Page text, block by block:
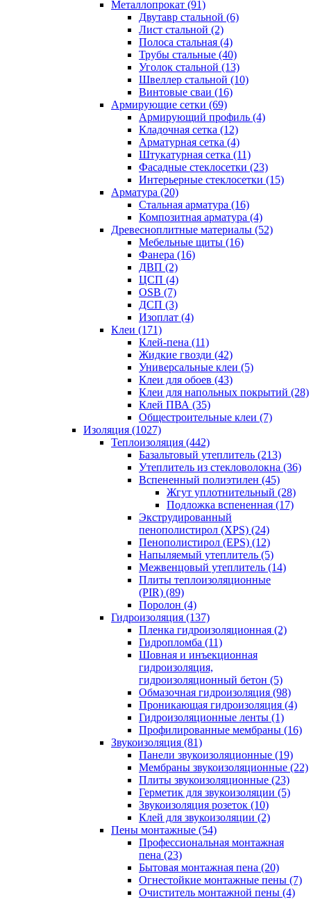
Металлопрокат (91)
Двутавр стальной (6)
Лист стальной (2)
Полоса стальная (4)
Трубы стальные (40)
Уголок стальной (13)
Швеллер стальной (10)
Винтовые сваи (16)
Армирующие сетки (69)
Армирующий профиль (4)
Кладочная сетка (12)
Арматурная сетка (4)
Штукатурная сетка (11)
Фасадные стеклосетки (23)
Интерьерные стеклосетки (15)
Арматура (20)
Стальная арматура (16)
Композитная арматура (4)
Древесноплитные материалы (52)
Мебельные щиты (16)
Фанера (16)
ДВП (2)
ЦСП (4)
OSB (7)
ДСП (3)
Изоплат (4)
Клеи (171)
Клей-пена (11)
Жидкие гвозди (42)
Универсальные клеи (5)
Клеи для обоев (43)
Клеи для напольных покрытий (28)
Клей ПВА (35)
Общестроительные клеи (7)
Изоляция (1027)
Теплоизоляция (442)
Базальтовый утеплитель (213)
Утеплитель из стекловолокна (36)
Вспененный полиэтилен (45)
Жгут уплотнительный (28)
Подложка вспененная (17)
Экструдированный
пенополистирол (XPS) (24)
Пенополистирол (EPS) (12)
Напыляемый утеплитель (5)
Межвенцовый утеплитель (14)
Плиты теплоизоляционные
(PIR) (89)
Поролон (4)
Гидроизоляция (137)
Пленка гидроизоляционная (2)
Гидропломба (11)
Шовная и инъекционная
гидроизоляция,
гидроизоляционный бетон (5)
Обмазочная гидроизоляция (98)
Проникающая гидроизоляция (4)
Гидроизоляционные ленты (1)
Профилированные мембраны (16)
Звукоизоляция (81)
Панели звукоизоляционные (19)
Мембраны звукоизоляционные (22)
Плиты звукоизоляционные (23)
Герметик для звукоизоляции (5)
Звукоизоляция розеток (10)
Клей для звукоизоляции (2)
Пены монтажные (54)
Профессиональная монтажная
пена (23)
Бытовая монтажная пена (20)
Огнестойкие монтажные пены (7)
Очиститель монтажной пены (4)